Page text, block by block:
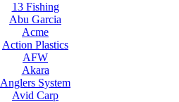
13 Fishing
Abu Garcia
Acme
Action Plastics
AFW
Akara
Anglers System
Avid Carp